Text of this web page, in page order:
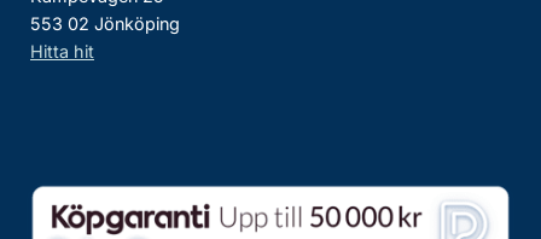
553 02 Jönköping
Hitta hit